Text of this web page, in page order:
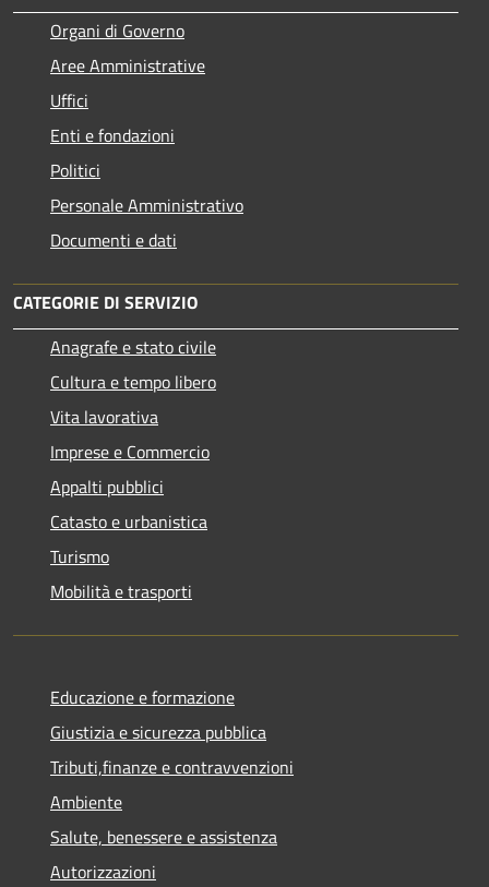
Organi di Governo
Aree Amministrative
Uffici
Enti e fondazioni
Politici
Personale Amministrativo
Documenti e dati
CATEGORIE DI SERVIZIO
Anagrafe e stato civile
Cultura e tempo libero
Vita lavorativa
Imprese e Commercio
Appalti pubblici
Catasto e urbanistica
Turismo
Mobilità e trasporti
Educazione e formazione
Giustizia e sicurezza pubblica
Tributi,finanze e contravvenzioni
Ambiente
Salute, benessere e assistenza
Autorizzazioni